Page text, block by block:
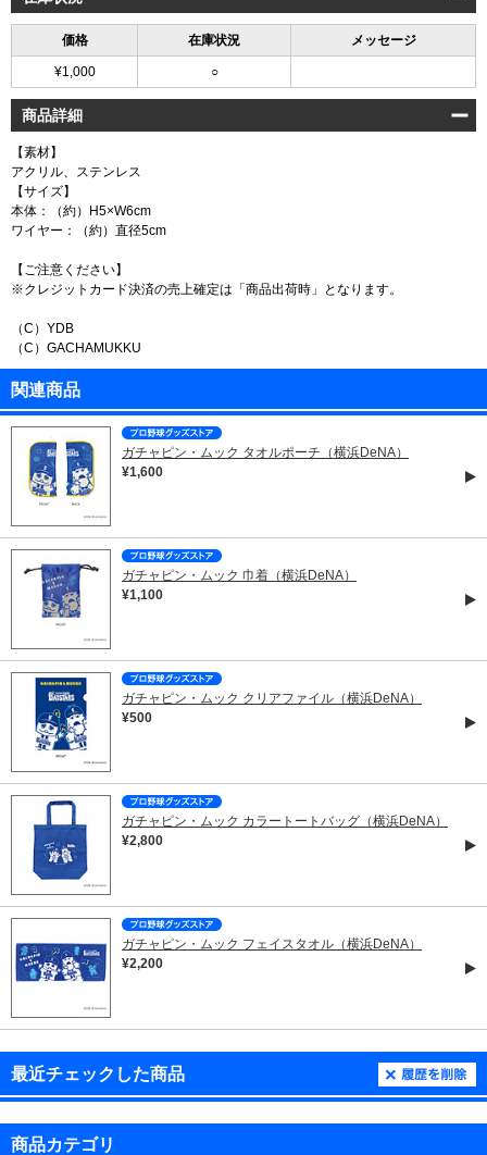
価格 在庫状況 メッセージ
¥1,000 ○
商品詳細
【素材】
アクリル、ステンレス
【サイズ】
本体：（約）H5×W6cm
ワイヤー：（約）直径5cm
【ご注意ください】
※クレジットカード決済の売上確定は「商品出荷時」となります。
（C）YDB
（C）GACHAMUKKU
関連商品
ガチャピン・ムック タオルポーチ（横浜DeNA）
¥1,600
ガチャピン・ムック 巾着（横浜DeNA）
¥1,100
ガチャピン・ムック クリアファイル（横浜DeNA）
¥500
ガチャピン・ムック カラートートバッグ（横浜DeNA）
¥2,800
ガチャピン・ムック フェイスタオル（横浜DeNA）
¥2,200
最近チェックした商品
商品カテゴリ